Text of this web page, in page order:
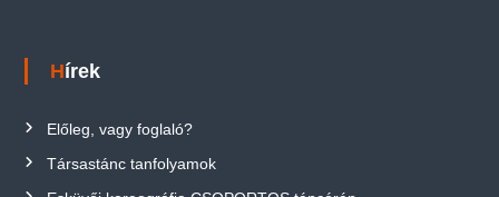
Hírek
Előleg, vagy foglaló?
Társastánc tanfolyamok